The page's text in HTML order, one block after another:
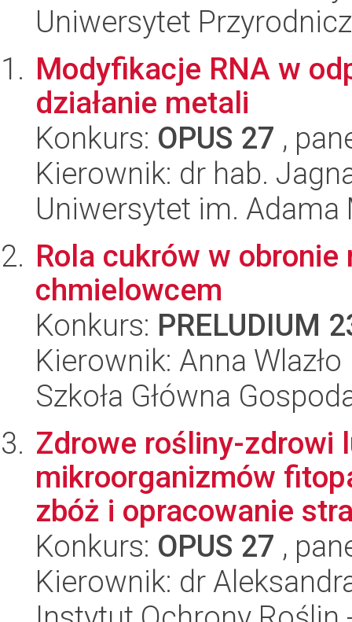
Uniwersytet
Modyfikacje RNA w
działanie metali
Konkurs: OPUS 27 ,
Kierownik: dr hab.
Uniwersytet im.
Rola cukrów w
chmielowcem
Konkurs: PRELUDIUM
Kierownik: Anna Wlazło
Szkoła Główna
Zdrowe rośliny-zdrowi
mikroorganizmów
zbóż i opracowanie
Konkurs: OPUS 27 ,
Kierownik: dr